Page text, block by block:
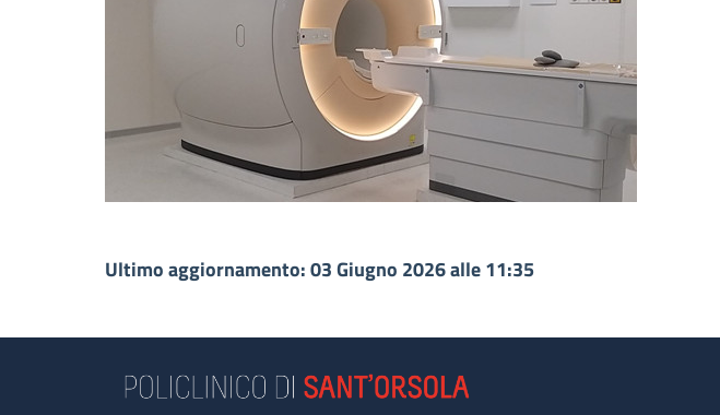
Ultimo aggiornamento: 03 Giugno 2026 alle 11:35